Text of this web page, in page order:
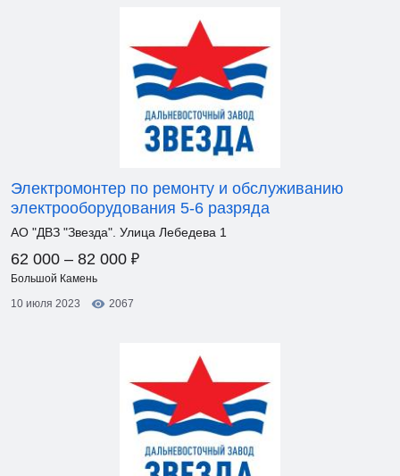
Электромонтер по ремонту и обслуживанию
электрооборудования 5-6 разряда
АО "ДВЗ "Звезда". Улица Лебедева 1
62 000 – 82 000 ₽
Большой Камень
10 июля 2023
2067